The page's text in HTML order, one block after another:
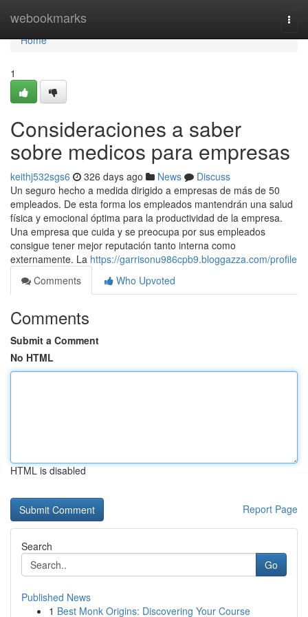
webookmarks
Home
Home
1
Consideraciones a saber
sobre medicos para empresas
keithj532sgs6 326 days ago News
Discuss
Un seguro hecho a medida dirigido a empresas de más de 50
empleados. De esta forma los empleados mantendrán una salud
física y emocional óptima para la productividad de la empresa.
Una empresa que cuida y se preocupa por sus empleados
consigue tener mejor reputación tanto interna como
externamente. La https://garrisonu986cpb9.bloggazza.com/profile
Comments
Who Upvoted
Comments
Submit a Comment
No HTML
HTML is disabled
Report Page
Search
Go
Published News
1 Best Monk Origins: Discovering Your Course